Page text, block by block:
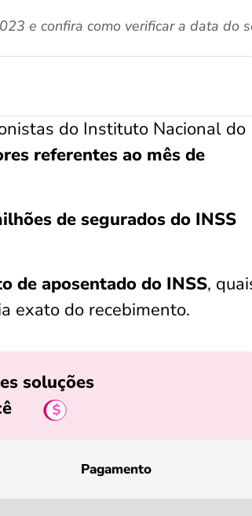
e confira como verificar a data do
do Instituto Nacional do
referentes ao mês de
de segurados do INSS
de aposentado do INSS,
exato do recebimento.
soluções
Pagamento